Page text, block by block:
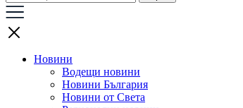
Новини
Водещи новини
Новини България
Новини от Света